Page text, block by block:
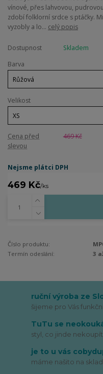
vínové, přes lahvovou,
zdobí folklorní srdce s ptáčky.
vyzobly a lo... celý popis
Dostupnost
Skladem
Barva
Velikost
Cena před
slevou
469 Kč
Nejsme plátci DPH
469 Kč/ks
Číslo produktu:
Termín odeslání:
3
ruční výroba ze
šijeme pro Vás
TuTu se
styl, co jinde
je to u vás
máme našito na